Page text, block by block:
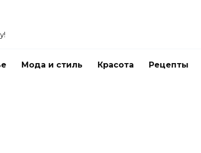
Мода и стиль Красота Рецепты